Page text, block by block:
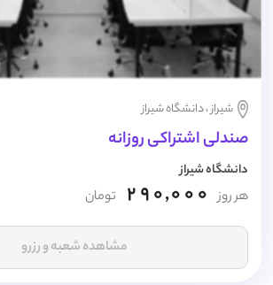
شیراز ، دانشگاه شیراز
صندلی اشتراکی روزانه
دانشگاه شیراز
هر روز 290,000 تومان
مشاهده شعبه و رزرو